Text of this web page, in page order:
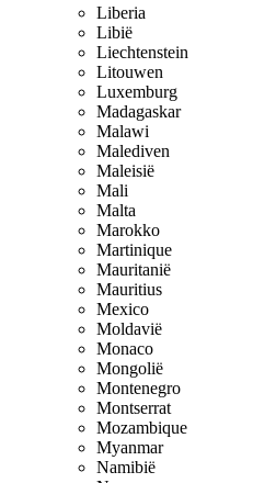
Liberia
Libië
Liechtenstein
Litouwen
Luxemburg
Madagaskar
Malawi
Malediven
Maleisië
Mali
Malta
Marokko
Martinique
Mauritanië
Mauritius
Mexico
Moldavië
Monaco
Mongolië
Montenegro
Montserrat
Mozambique
Myanmar
Namibië